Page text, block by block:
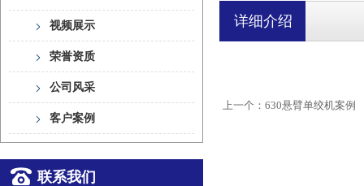
视频展示
荣誉资质
公司风采
客户案例
联系我们
详细介绍
上一个：630悬臂单绞机案例